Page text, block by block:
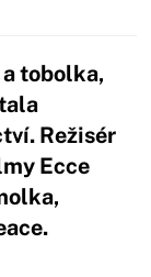
tobolka,
Režisér
Ecce